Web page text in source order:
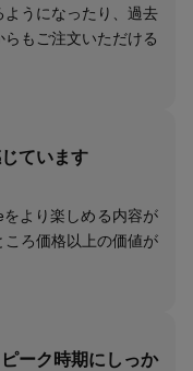
ようになったり、過去
もご注文いただける
ています
より楽しめる内容が
ろ価格以上の価値が
ーク時期にしっか